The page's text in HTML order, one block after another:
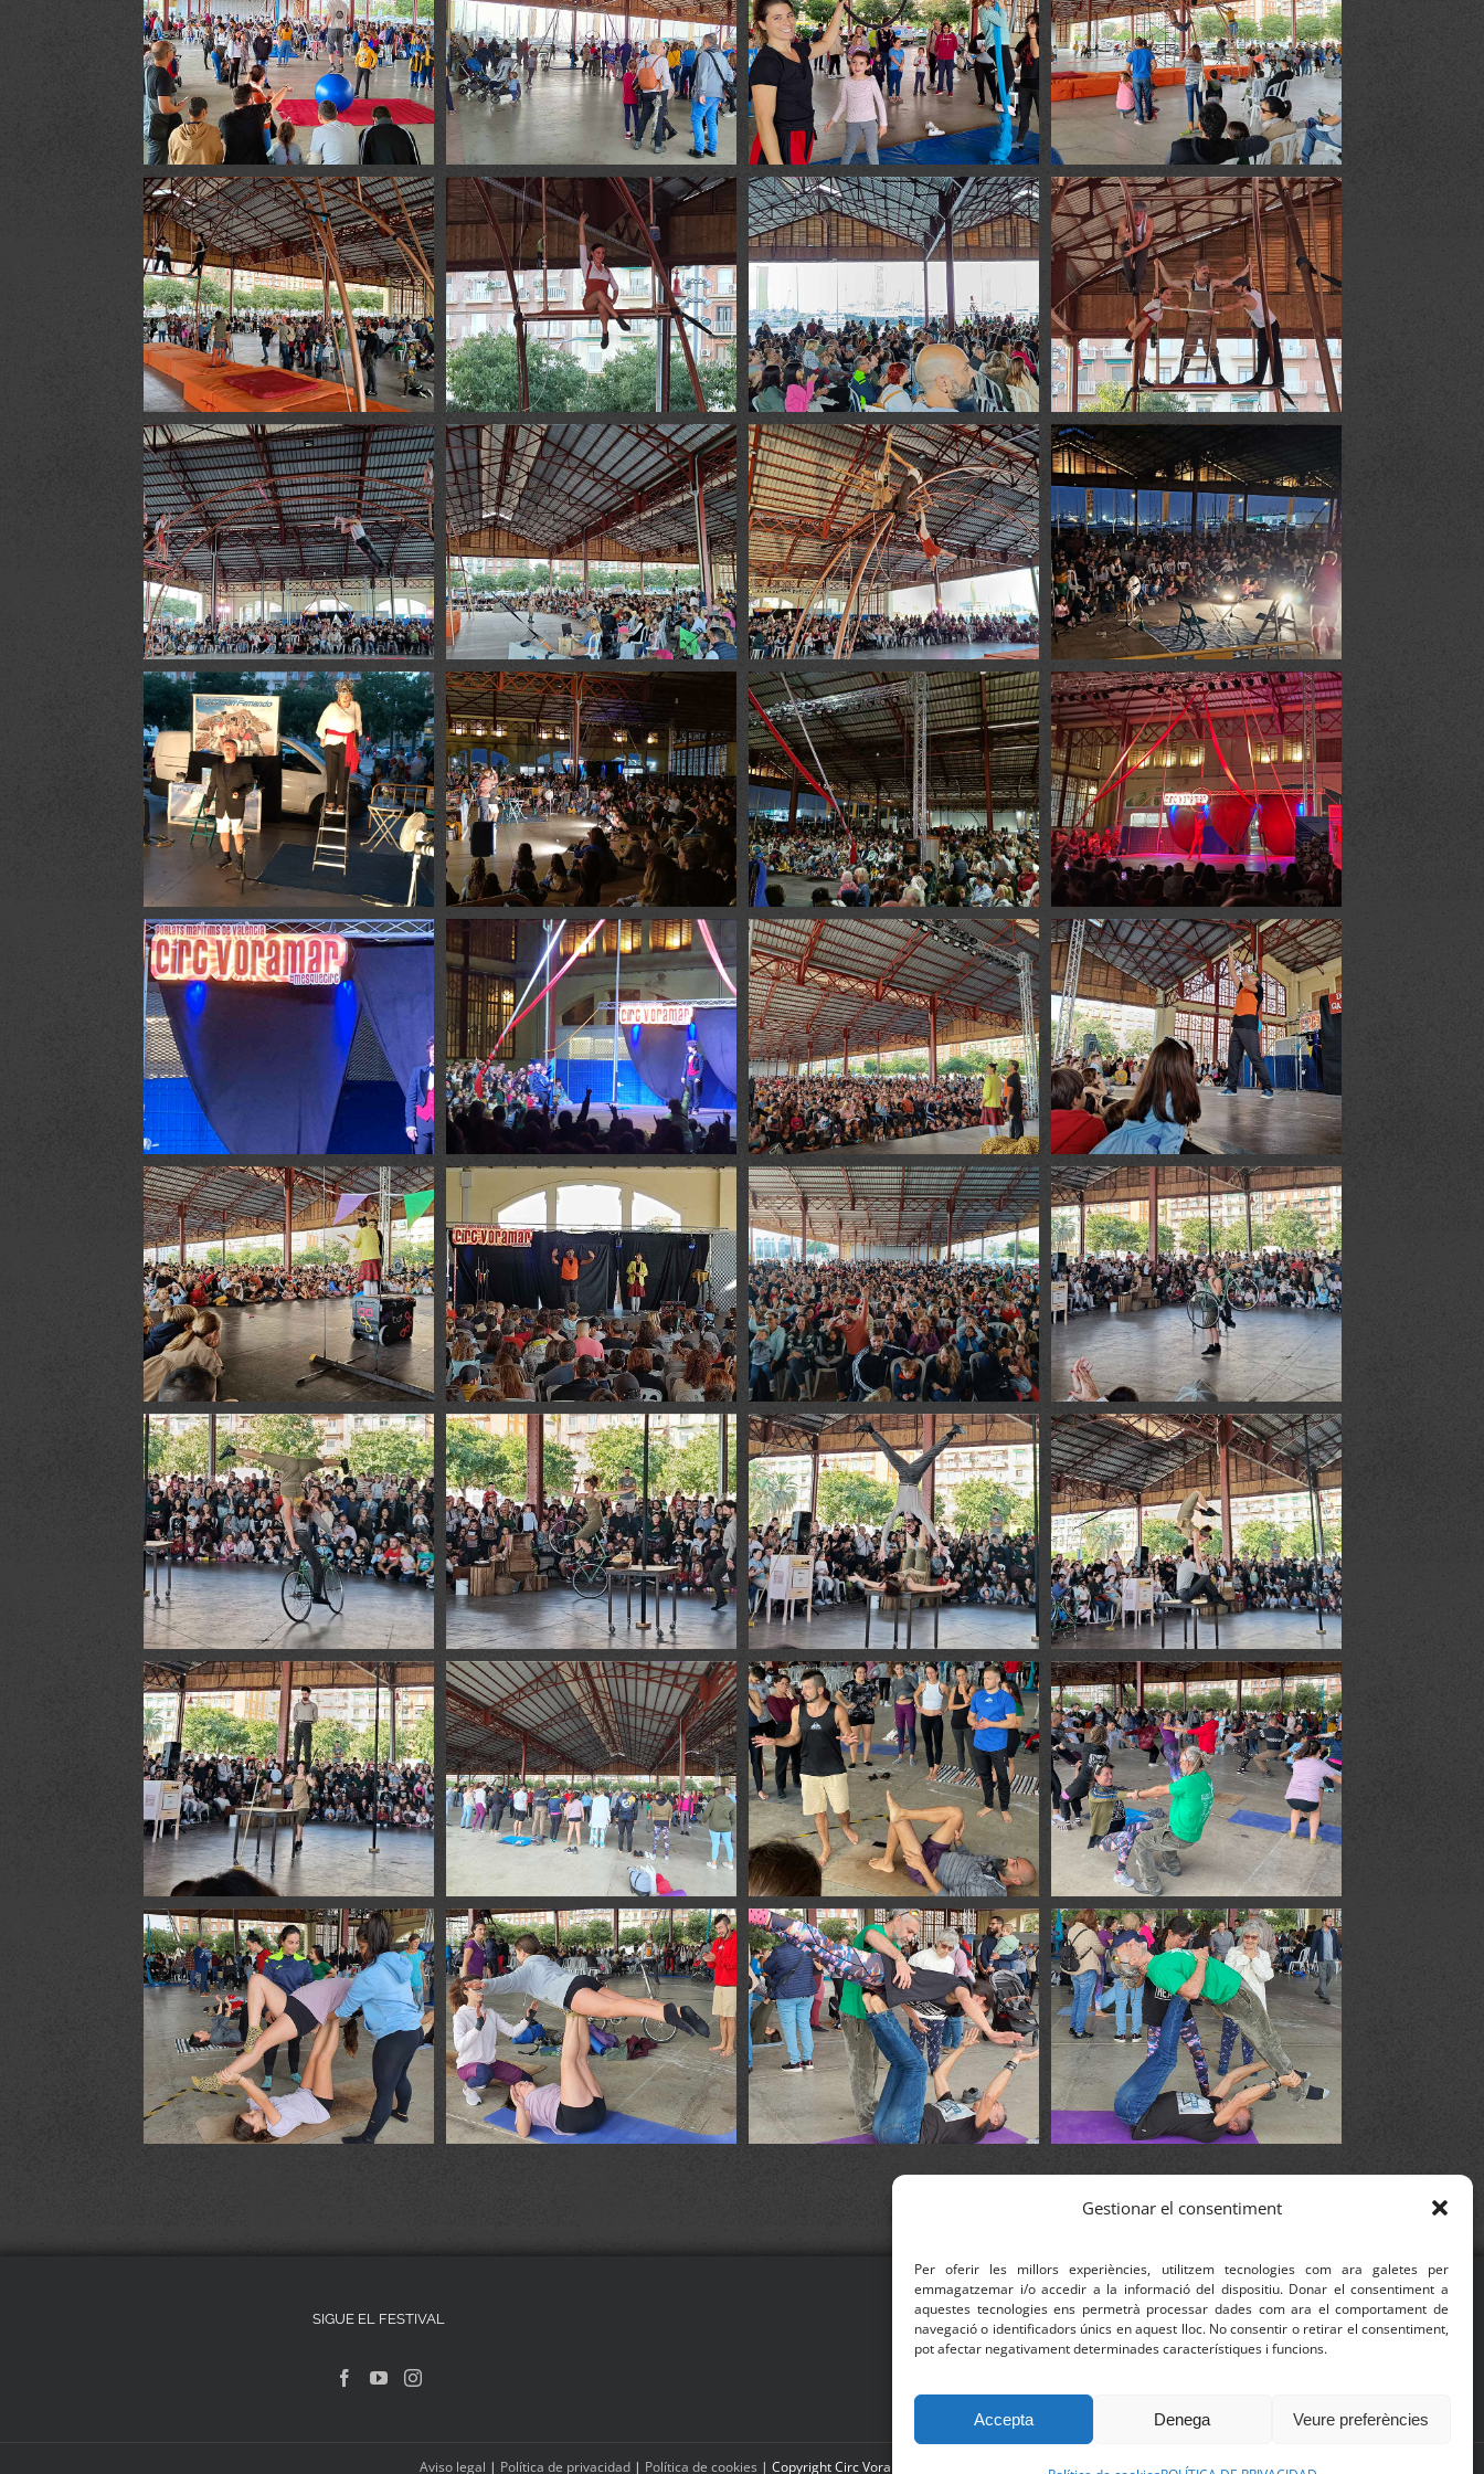
Gestionar el consentiment
Per oferir les millors experiències, utilitzem tecnologies com ara galetes per
emmagatzemar i/o accedir a la informació del dispositiu. Donar el consentiment a
aquestes tecnologies ens permetrà processar dades com ara el comportament de
navegació o identificadors únics en aquest lloc. No consentir o retirar el consentiment,
pot afectar negativament determinades característiques i funcions.
Accepta Denega Veure preferències
SIGUE EL FESTIVAL CONTACTO
Email:circvoramar@circvoramar.com
Aviso legal | Política de privacidad| Política de cookies | Copyright Circ Voramar | Derechos Reservados